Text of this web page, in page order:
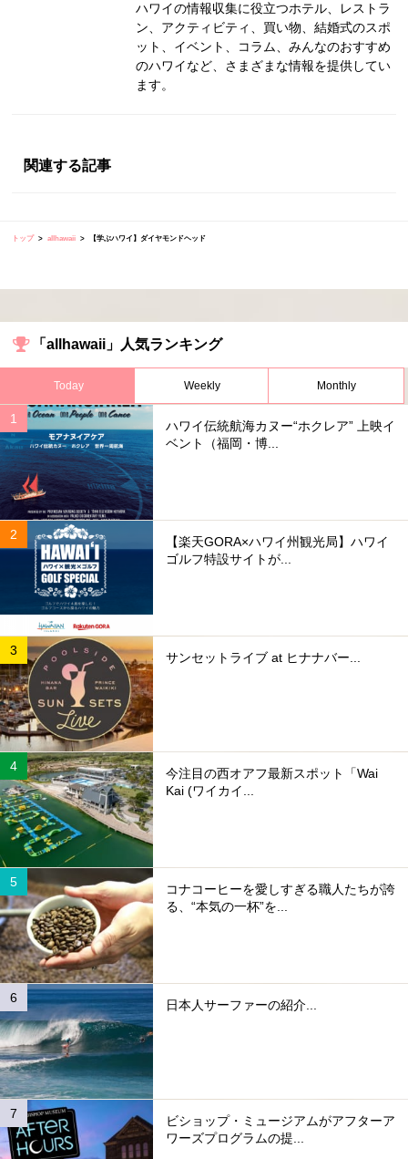
ハワイの情報収集に役立つホテル、レストラ
ン、アクティビティ、買い物、結婚式のスポ
ット、イベント、コラム、みんなのおすすめ
のハワイなど、さまざまな情報を提供してい
ます。
関連する記事
トップ allhawaii 【学ぶハワイ】ダイヤモンドヘッド
「allhawaii」人気ランキング
Today Weekly Monthly
ハワイ伝統航海カヌー“ホクレア” 上映イ
ベント（福岡・博...
【楽天GORA×ハワイ州観光局】ハワイ
ゴルフ特設サイトが...
サンセットライブ at ヒナナバー...
今注目の西オアフ最新スポット「Wai
Kai (ワイカイ...
コナコーヒーを愛しすぎる職人たちが誇
る、“本気の一杯”を...
日本人サーファーの紹介...
ビショップ・ミュージアムがアフターア
ワーズプログラムの提...